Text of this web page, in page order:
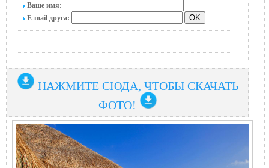
Ваше имя:
E-mail друга:
НАЖМИТЕ СЮДА, ЧТОБЫ СКАЧАТЬ
ФОТО!